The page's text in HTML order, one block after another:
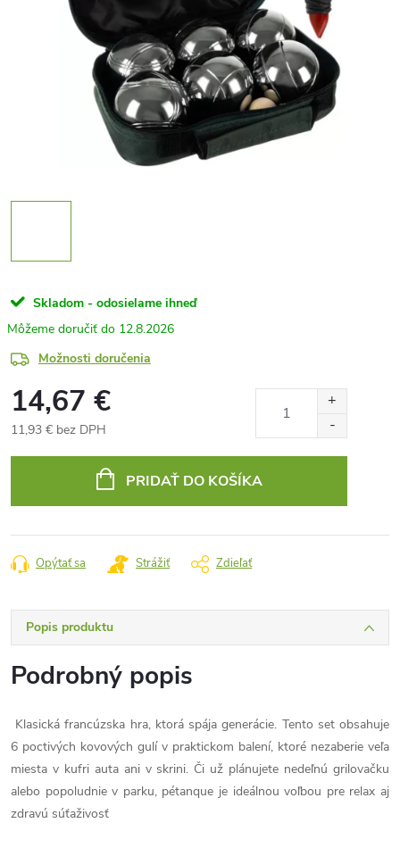
Skladom - odosielame ihneď
12.8.2026
Možnosti doručenia
14,67 €
11,93 € bez DPH
PRIDAŤ DO KOŠÍKA
Opýtať sa Strážiť Zdieľať
Popis produktu
Podrobný popis
Klasická francúzska hra, ktorá spája generácie. Tento set obsahuje
6 poctivých kovových gulí v praktickom balení, ktoré nezaberie veľa
miesta v kufri auta ani v skrini. Či už plánujete nedeľnú grilovačku
alebo popoludnie v parku, pétanque je ideálnou voľbou pre relax aj
zdravú súťaživosť